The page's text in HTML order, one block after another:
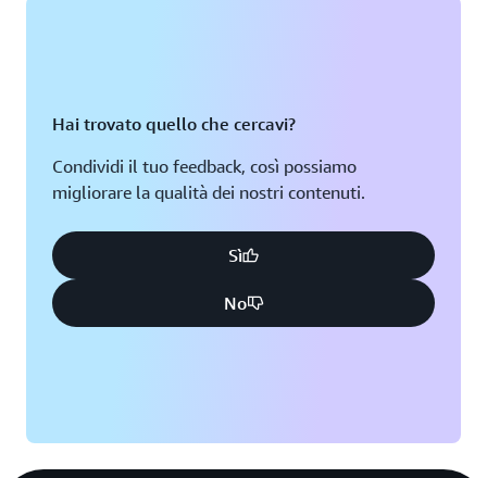
Hai trovato quello che cercavi?
Condividi il tuo feedback, così possiamo
migliorare la qualità dei nostri contenuti.
Sì
No